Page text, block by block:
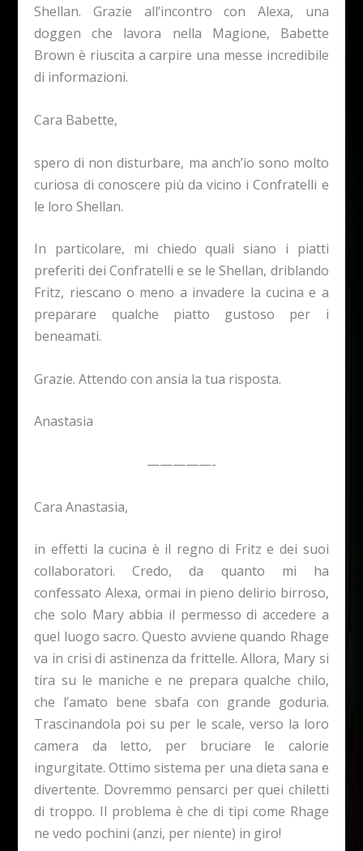
Shellan. Grazie all’incontro con Alexa, una
doggen che lavora nella Magione, Babette
Brown è riuscita a carpire una messe incredibile
di informazioni.
Cara Babette,
spero di non disturbare, ma anch’io sono molto
curiosa di conoscere più da vicino i Confratelli e
le loro Shellan.
In particolare, mi chiedo quali siano i piatti
preferiti dei Confratelli e se le Shellan, driblando
Fritz, riescano o meno a invadere la cucina e a
preparare qualche piatto gustoso per i
beneamati.
Grazie. Attendo con ansia la tua risposta.
Anastasia
—————-
Cara Anastasia,
in effetti la cucina è il regno di Fritz e dei suoi
collaboratori. Credo, da quanto mi ha
confessato Alexa, ormai in pieno delirio birroso,
che solo Mary abbia il permesso di accedere a
quel luogo sacro. Questo avviene quando Rhage
va in crisi di astinenza da frittelle. Allora, Mary si
tira su le maniche e ne prepara qualche chilo,
che l’amato bene sbafa con grande goduria.
Trascinandola poi su per le scale, verso la loro
camera da letto, per bruciare le calorie
ingurgitate. Ottimo sistema per una dieta sana e
divertente. Dovremmo pensarci per quei chiletti
di troppo. Il problema è che di tipi come Rhage
ne vedo pochini (anzi, per niente) in giro!